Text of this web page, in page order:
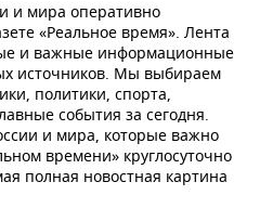
и мира оперативно
«Реальное время». Лента
и важные информационные
источников. Мы выбираем
политики, спорта,
события за сегодня.
и мира, которые важно
времени» круглосуточно
полная новостная картина